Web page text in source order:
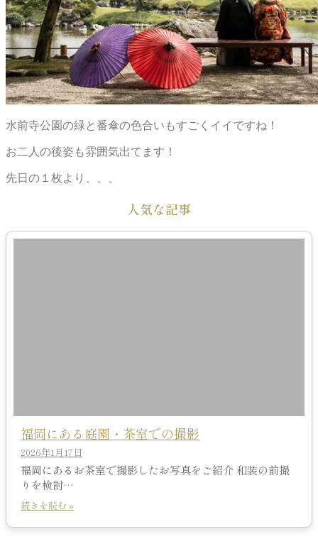
水前寺公園の緑と番傘の色合いもすごくイイですね！
お二人の後姿も雰囲気出てます！
先日の１枚より、、、
人気な記事
福岡にある庭園・茶室での撮影
2026年1月17日
福岡にあるお茶室で撮影したお写真をご紹介 和装の前撮
りを検討…
続きを読む »